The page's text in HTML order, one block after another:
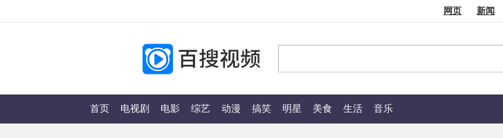
网页 新闻
首页 电视剧 电影 综艺 动漫 搞笑 明星 美食 生活 音乐